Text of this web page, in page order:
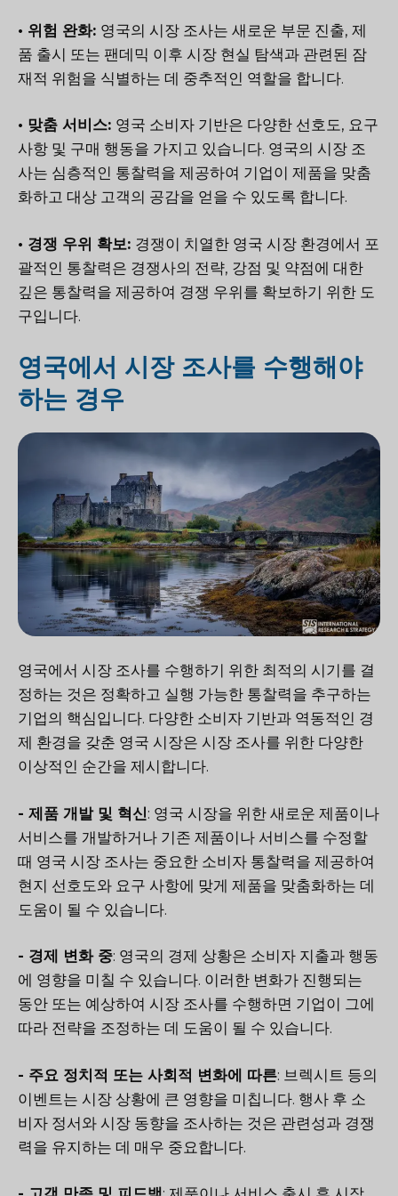
• 위험 완화: 영국의 시장 조사는 새로운 부문 진출, 제
품 출시 또는 팬데믹 이후 시장 현실 탐색과 관련된 잠
재적 위험을 식별하는 데 중추적인 역할을 합니다.
• 맞춤 서비스: 영국 소비자 기반은 다양한 선호도, 요구
사항 및 구매 행동을 가지고 있습니다. 영국의 시장 조
사는 심층적인 통찰력을 제공하여 기업이 제품을 맞춤
화하고 대상 고객의 공감을 얻을 수 있도록 합니다.
• 경쟁 우위 확보: 경쟁이 치열한 영국 시장 환경에서 포
괄적인 통찰력은 경쟁사의 전략, 강점 및 약점에 대한
깊은 통찰력을 제공하여 경쟁 우위를 확보하기 위한 도
구입니다.
영국에서 시장 조사를 수행해야
하는 경우
영국에서 시장 조사를 수행하기 위한 최적의 시기를 결
정하는 것은 정확하고 실행 가능한 통찰력을 추구하는
기업의 핵심입니다. 다양한 소비자 기반과 역동적인 경
제 환경을 갖춘 영국 시장은 시장 조사를 위한 다양한
이상적인 순간을 제시합니다.
- 제품 개발 및 혁신: 영국 시장을 위한 새로운 제품이나
서비스를 개발하거나 기존 제품이나 서비스를 수정할
때 영국 시장 조사는 중요한 소비자 통찰력을 제공하여
현지 선호도와 요구 사항에 맞게 제품을 맞춤화하는 데
도움이 될 수 있습니다.
- 경제 변화 중: 영국의 경제 상황은 소비자 지출과 행동
에 영향을 미칠 수 있습니다. 이러한 변화가 진행되는
동안 또는 예상하여 시장 조사를 수행하면 기업이 그에
따라 전략을 조정하는 데 도움이 될 수 있습니다.
- 주요 정치적 또는 사회적 변화에 따른: 브렉시트 등의
이벤트는 시장 상황에 큰 영향을 미칩니다. 행사 후 소
비자 정서와 시장 동향을 조사하는 것은 관련성과 경쟁
력을 유지하는 데 매우 중요합니다.